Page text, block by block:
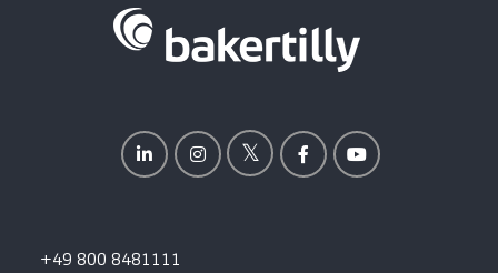
+49 800 8481111